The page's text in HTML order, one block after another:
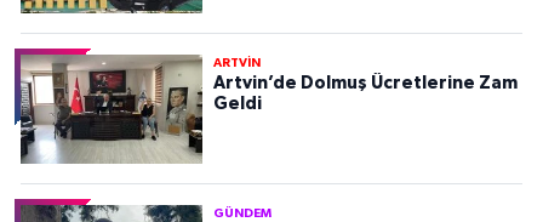
ARTVİN
Artvin’de Dolmuş Ücretlerine Zam
Geldi
GÜNDEM